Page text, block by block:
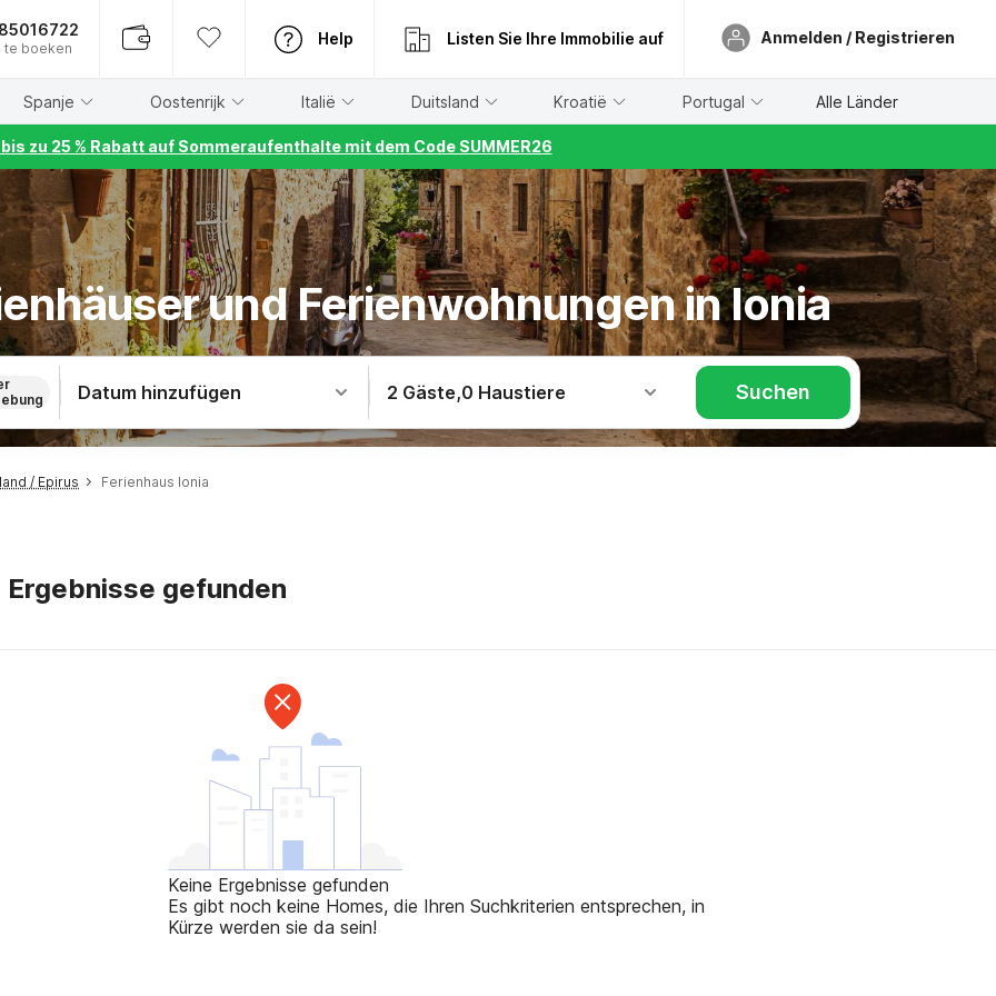
te boeken
Help Listen Sie Ihre Immobilie auf Anmelden / Registrieren
Spanje Oostenrijk Italië Duitsland Kroatië Portugal Alle Länder
zu 25 % Rabatt auf Sommeraufenthalte mit dem Code SUMMER26
und Ferienwohnungen in Ionia
Datum hinzufügen 2 Gäste,0 Haustiere Suchen
/ Epirus Ferienhaus Ionia
Ergebnisse gefunden
Keine Ergebnisse gefunden
Es gibt noch keine Homes, die Ihren Suchkriterien entsprechen, in
Kürze werden sie da sein!